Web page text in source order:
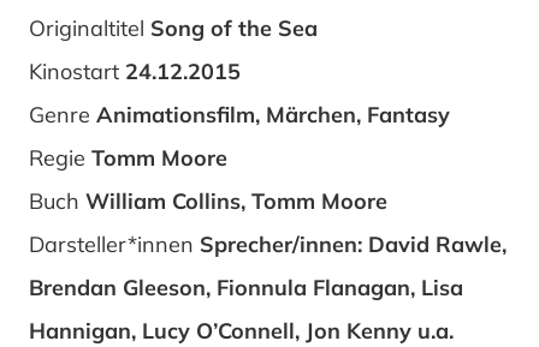
Originaltitel Song of the Sea
Kinostart 24.12.2015
Genre Animationsfilm, Märchen, Fantasy
Regie Tomm Moore
Buch William Collins, Tomm Moore
Darsteller*innen Sprecher/innen: David Rawle,
Brendan Gleeson, Fionnula Flanagan, Lisa
Hannigan, Lucy O’Connell, Jon Kenny u.a.